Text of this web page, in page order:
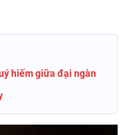
hiếm giữa đại ngàn